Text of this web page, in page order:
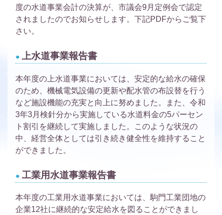
度の水道事業会計の決算が、市議会9月定例会で認定
されましたのでお知らせします。下記PDFからご覧下
さい。
上水道事業報告書
本年度の上水道事業においては、安定的な給水の確保
のため、機械電気設備の更新や配水管の布設替を行う
など施設機能の充実と向上に努めました。また、令和
3年3月検針分から実施している水道料金の5パーセン
ト割引を継続して実施しました。このような状況の
中、経営全体としては引き続き健全性を維持すること
ができました。
工業用水道事業報告書
本年度の工業用水道事業においては、駒門工業団地の
企業12社に継続的な安定給水を図ることができまし